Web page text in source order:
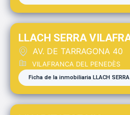
LLACH SERRA
AV. DE TARRAGONA 40
VILAFRANCA DEL PENEDÈS
Ficha de la inmobiliaria LLACH SERRA